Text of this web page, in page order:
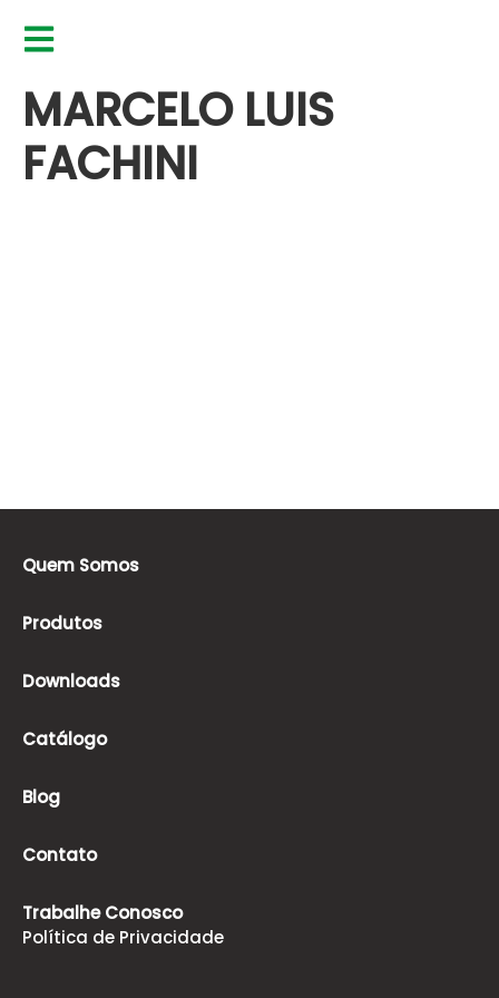
MARCELO LUIS
FACHINI
Quem Somos
Produtos
Downloads
Catálogo
Blog
Contato
Trabalhe Conosco
Política de Privacidade